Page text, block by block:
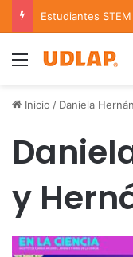
Menu
Inicio / Daniela
y